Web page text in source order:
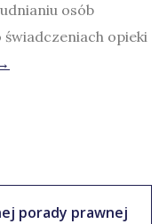
osób
opieki
porady prawnej